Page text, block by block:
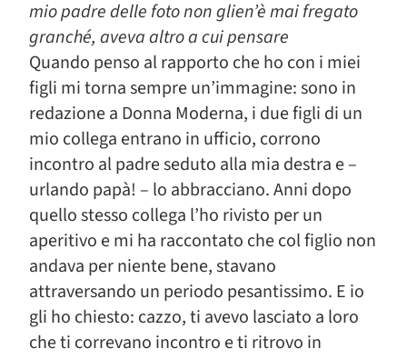
mio padre delle foto non glien’è mai fregato
granché, aveva altro a cui pensare
Quando penso al rapporto che ho con i miei
figli mi torna sempre un’immagine: sono in
redazione a Donna Moderna, i due figli di un
mio collega entrano in ufficio, corrono
incontro al padre seduto alla mia destra e –
urlando papà! – lo abbracciano. Anni dopo
quello stesso collega l’ho rivisto per un
aperitivo e mi ha raccontato che col figlio non
andava per niente bene, stavano
attraversando un periodo pesantissimo. E io
gli ho chiesto: cazzo, ti avevo lasciato a loro
che ti correvano incontro e ti ritrovo in